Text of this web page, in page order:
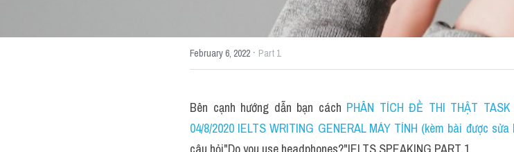
·
Bên cạnh hướng dẫn bạn cách PHÂN TÍCH ĐỀ THI THẬT
04/8/2020 IELTS WRITING GENERAL MÁY TÍNH (kèm bài được